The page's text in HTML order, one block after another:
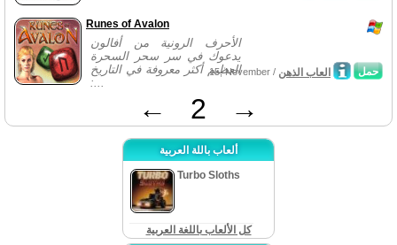
Runes of Avalon
الأحرف الرونية من أفالون
يدعوك في سر سحر السحرة
العظيم أكثر معروفة في التاريخ
:...
حمل 15, November / العاب الذهن
← 2 →
ألعاب باللة العربية
Turbo Sloths
كل الألعاب باللغة العربية